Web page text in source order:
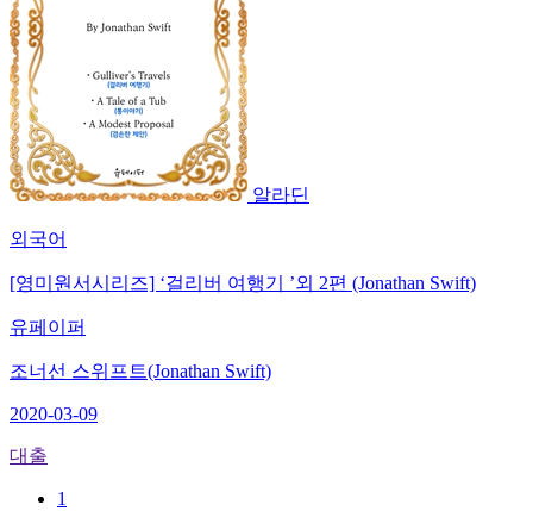
알라딘
외국어
[영미원서시리즈] ‘걸리버 여행기 ’외 2편 (Jonathan Swift)
유페이퍼
조너선 스위프트(Jonathan Swift)
2020-03-09
대출
1